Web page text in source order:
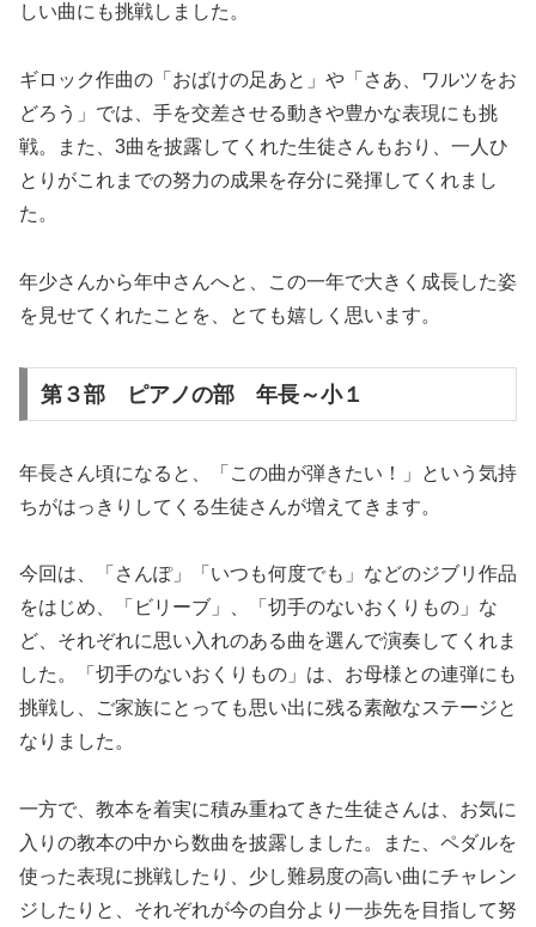
しい曲にも挑戦しました。
ギロック作曲の「おばけの足あと」や「さあ、ワルツをお
どろう」では、手を交差させる動きや豊かな表現にも挑
戦。また、3曲を披露してくれた生徒さんもおり、一人ひ
とりがこれまでの努力の成果を存分に発揮してくれまし
た。
年少さんから年中さんへと、この一年で大きく成長した姿
を見せてくれたことを、とても嬉しく思います。
第３部 ピアノの部 年長～小１
年長さん頃になると、「この曲が弾きたい！」という気持
ちがはっきりしてくる生徒さんが増えてきます。
今回は、「さんぽ」「いつも何度でも」などのジブリ作品
をはじめ、「ビリーブ」、「切手のないおくりもの」な
ど、それぞれに思い入れのある曲を選んで演奏してくれま
した。「切手のないおくりもの」は、お母様との連弾にも
挑戦し、ご家族にとっても思い出に残る素敵なステージと
なりました。
一方で、教本を着実に積み重ねてきた生徒さんは、お気に
入りの教本の中から数曲を披露しました。また、ペダルを
使った表現に挑戦したり、少し難易度の高い曲にチャレン
ジしたりと、それぞれが今の自分より一歩先を目指して努